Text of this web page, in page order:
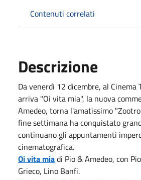
Contenuti correlati
Descrizione
Da venerdì 12 dicembre, al Cinema
arriva "Oi vita mia", la nuova
Amedeo, torna l'amatissimo
fine settimana ha conquistato
continuano gli appuntamenti
cinematografica.
Oi vita miadi Pio & Amedeo, con
Grieco, Lino Banfi.